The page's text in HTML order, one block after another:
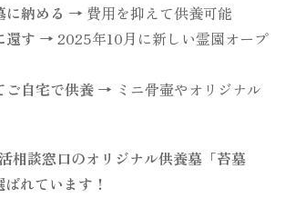
納める → 費用を抑えて供養可能
還す → 2025年10月に新しい霊園オープ
ご自宅で供養 → ミニ骨壷やオリジナル
相談窓口のオリジナル供養墓「苔墓
ばれています！